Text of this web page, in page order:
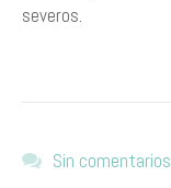
severos.
Sin comentarios